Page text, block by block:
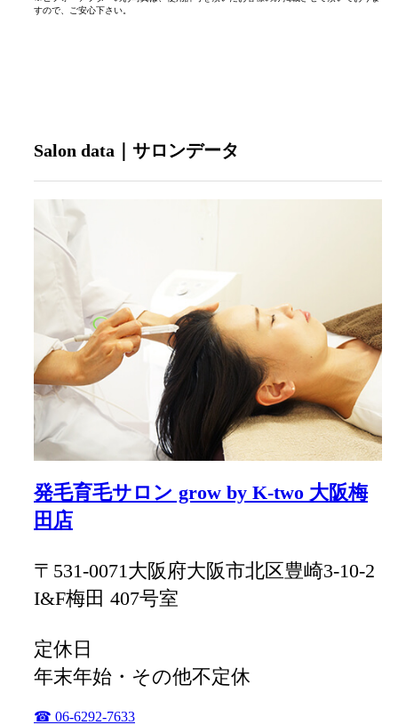
すので、ご安心下さい。
Salon data｜サロンデータ
発毛育毛サロン grow by K-two 大阪梅
田店
〒531-0071大阪府大阪市北区豊崎3-10-2
I&F梅田 407号室
定休日
年末年始・その他不定休
☎ 06-6292-7633